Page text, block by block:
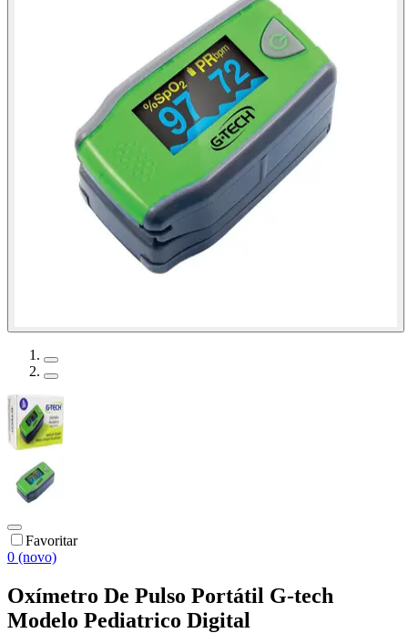
Favoritar
0 (novo)
Oxímetro De Pulso Portátil G-tech
Modelo Pediatrico Digital